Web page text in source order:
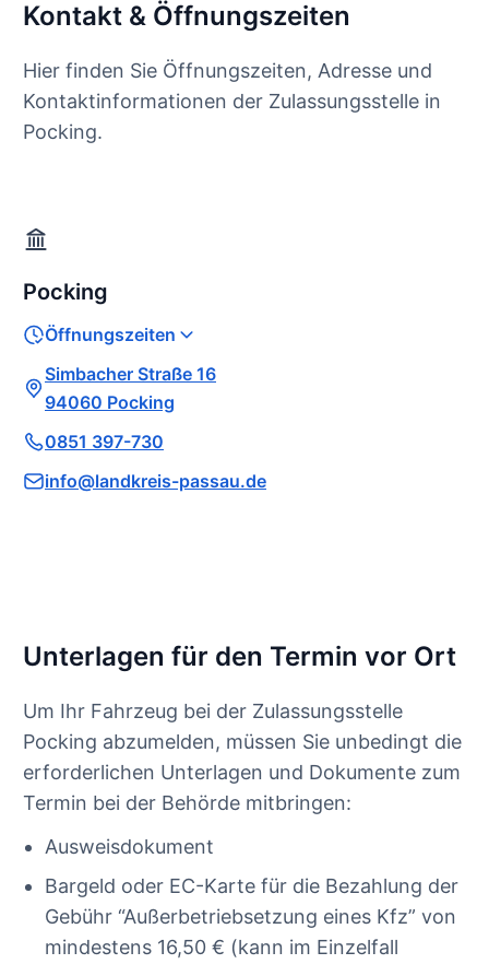
Kontakt & Öffnungszeiten
Hier finden Sie Öffnungszeiten, Adresse und
Kontaktinformationen der Zulassungsstelle in
Pocking.
Pocking
Öffnungszeiten
Simbacher Straße 16
94060 Pocking
0851 397-730
info@landkreis-passau.de
Unterlagen für den Termin vor Ort
Um Ihr Fahrzeug bei der Zulassungsstelle
Pocking abzumelden, müssen Sie unbedingt die
erforderlichen Unterlagen und Dokumente zum
Termin bei der Behörde mitbringen:
Ausweisdokument
Bargeld oder EC-Karte für die Bezahlung der
Gebühr “Außerbetriebsetzung eines Kfz” von
mindestens 16,50 € (kann im Einzelfall